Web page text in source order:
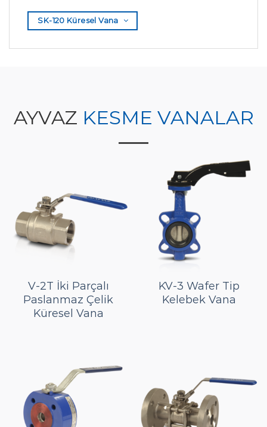
SK-120 Küresel Vana
AYVAZ KESME VANALAR
V-2T İki Parçalı
Paslanmaz Çelik
Küresel Vana
KV-3 Wafer Tip
Kelebek Vana